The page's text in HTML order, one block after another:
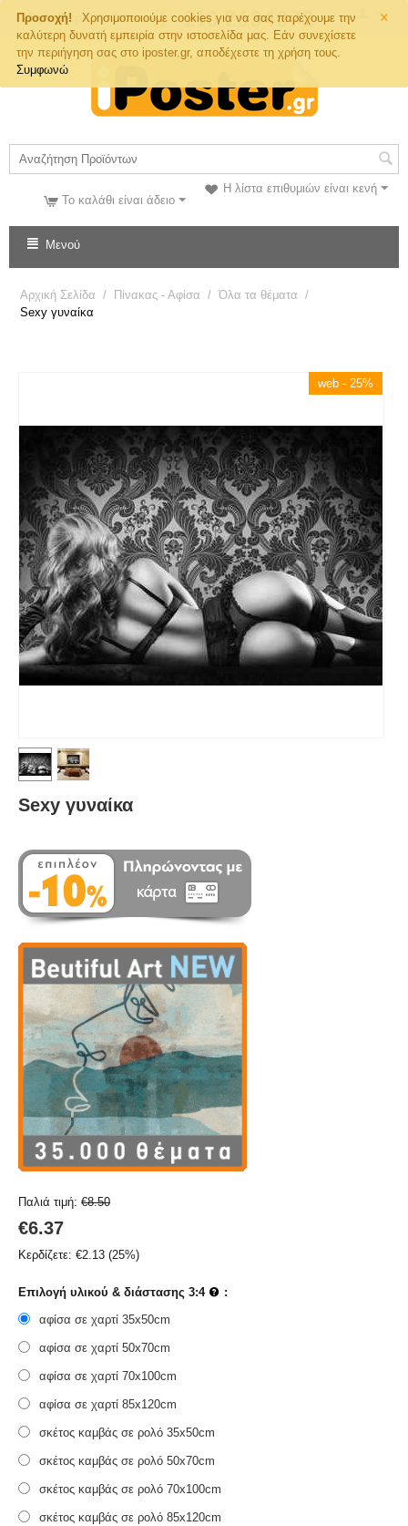
×
Προσοχή!
Χρησιμοποιούμε cookies για να σας παρέχουμε την
καλύτερη δυνατή εμπειρία στην ιστοσελίδα μας. Εάν συνεχίσετε
την περιήγηση σας στο iposter.gr, αποδέχεστε τη χρήση τους.
Συμφωνώ
Τηλ. Παραγγελιών
Η λίστα επιθυμιών είναι κενή
Το καλάθι είναι άδειο
Μενού
Αρχική Σελίδα / Πίνακας - Αφίσα / Όλα τα θέματα /
Sexy γυναίκα
web - 25%
Sexy γυναίκα
Παλιά τιμή: €8.50
€6.37
Κερδίζετε: €2.13 (25%)
Επιλογή υλικού & διάστασης 3:4 :
αφίσα σε χαρτί 35x50cm
αφίσα σε χαρτί 50x70cm
αφίσα σε χαρτί 70x100cm
αφίσα σε χαρτί 85x120cm
σκέτος καμβάς σε ρολό 35x50cm
σκέτος καμβάς σε ρολό 50x70cm
σκέτος καμβάς σε ρολό 70x100cm
σκέτος καμβάς σε ρολό 85x120cm